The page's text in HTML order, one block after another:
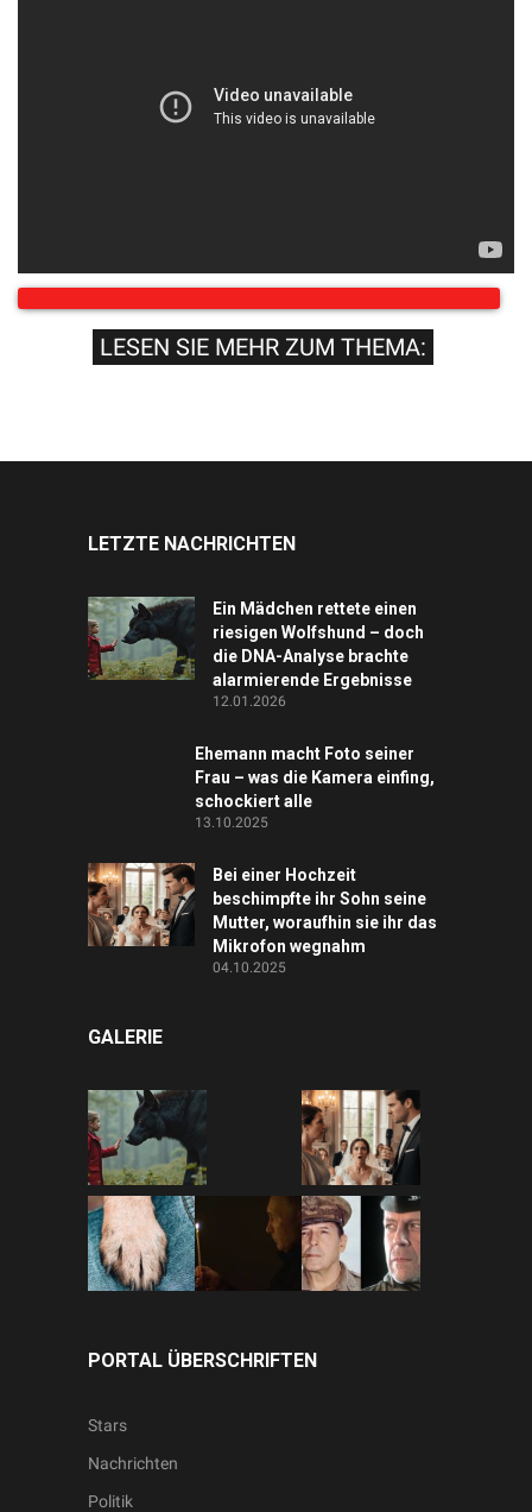
LESEN SIE MEHR ZUM THEMA:
LETZTE NACHRICHTEN
Ein Mädchen rettete einen
riesigen Wolfshund – doch
die DNA-Analyse brachte
alarmierende Ergebnisse
12.01.2026
Ehemann macht Foto seiner
Frau – was die Kamera einfing,
schockiert alle
13.10.2025
Bei einer Hochzeit
beschimpfte ihr Sohn seine
Mutter, woraufhin sie ihr das
Mikrofon wegnahm
04.10.2025
GALERIE
PORTAL ÜBERSCHRIFTEN
Stars
Nachrichten
Politik